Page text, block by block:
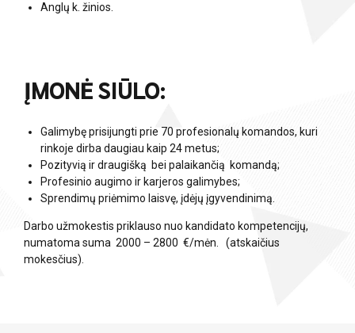
Anglų k. žinios.
ĮMONĖ SIŪLO:
Galimybę prisijungti prie 70 profesionalų komandos, kuri
rinkoje dirba daugiau kaip 24 metus;
Pozityvią ir draugišką bei palaikančią komandą;
Profesinio augimo ir karjeros galimybes;
Sprendimų priėmimo laisvę, įdėjų įgyvendinimą.
Darbo užmokestis priklauso nuo kandidato kompetencijų,
numatoma suma 2000 – 2800 €/mėn. (atskaičius
mokesčius).